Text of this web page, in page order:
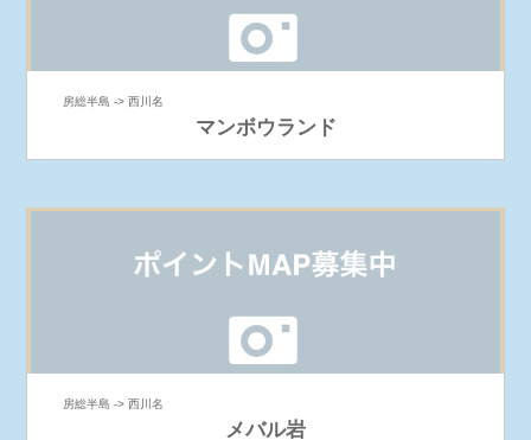
房総半島 -> 西川名
マンボウランド
房総半島 -> 西川名
メバル岩